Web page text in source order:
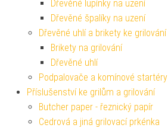
Dřevěné lupínky na uzení
Dřevěné špalíky na uzení
Dřevěné uhlí a brikety ke grilování
Brikety na grilování
Dřevěné uhlí
Podpalovače a komínové startéry
Příslušenství ke grilům a grilování
Butcher paper - řeznický papír
Cedrová a jiná grilovací prkénka